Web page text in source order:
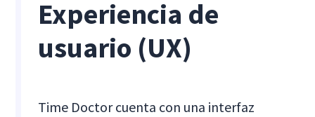
Experiencia de
usuario (UX)
Time Doctor cuenta con una interfaz